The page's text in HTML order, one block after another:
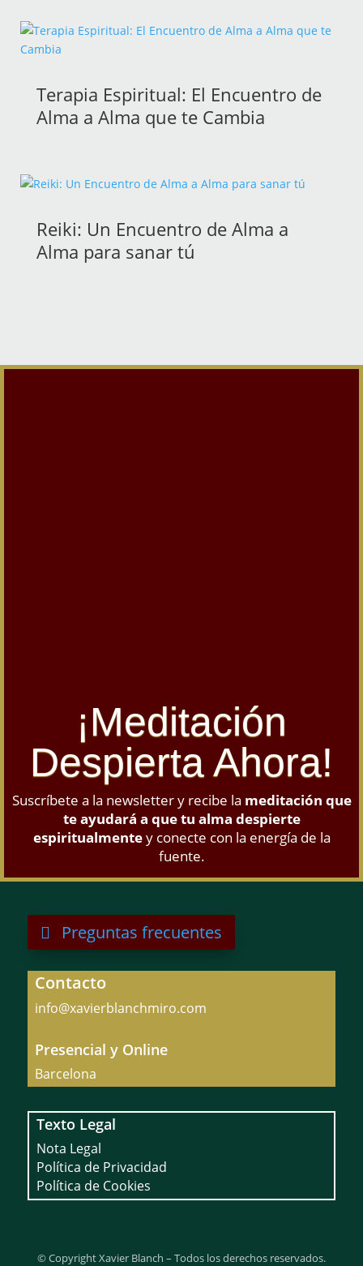
Terapia Espiritual: El Encuentro de
Alma a Alma que te Cambia
Reiki: Un Encuentro de Alma a
Alma para sanar tú
¡Meditación
Despierta Ahora!
Suscríbete a la newsletter y recibe la meditación que
te ayudará a que tu alma despierte
espiritualmentey conecte con la energía de la
fuente.
Preguntas frecuentes
Contacto
info@xavierblanchmiro.com
Presencial y Online
Barcelona
Texto Legal
Nota Legal
Política de Privacidad
Política de Cookies
© Copyright Xavier Blanch – Todos los derechos reservados.